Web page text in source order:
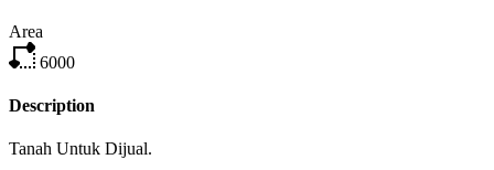
Area
6000
Description
Tanah Untuk Dijual.